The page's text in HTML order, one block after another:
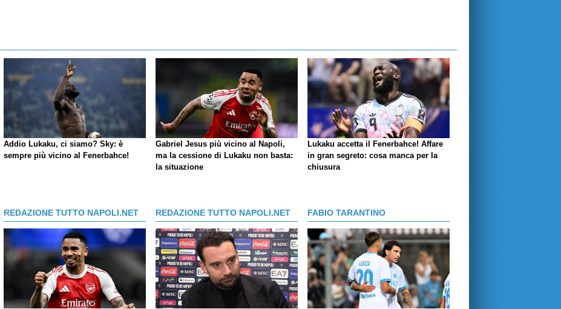
Addio Lukaku, ci siamo? Sky: è
sempre più vicino al Fenerbahce!
Gabriel Jesus più vicino al Napoli,
ma la cessione di Lukaku non basta:
la situazione
Lukaku accetta il Fenerbahce! Affare
in gran segreto: cosa manca per la
chiusura
REDAZIONE TUTTO NAPOLI.NET REDAZIONE TUTTO NAPOLI.NET FABIO TARANTINO